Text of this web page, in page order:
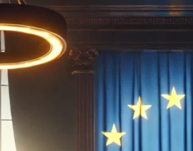
паука»,
Кристофера Нолана и
—
дайджест
имена и
фамилии в
полностью ушла с
свою
в Грузии, на её
“Ambari”